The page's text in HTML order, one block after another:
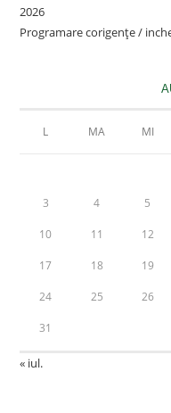
2026
Programare corigențe /
L MA MI
3 4 5
10 11 12
17 18 19
24 25 26
31
« iul.